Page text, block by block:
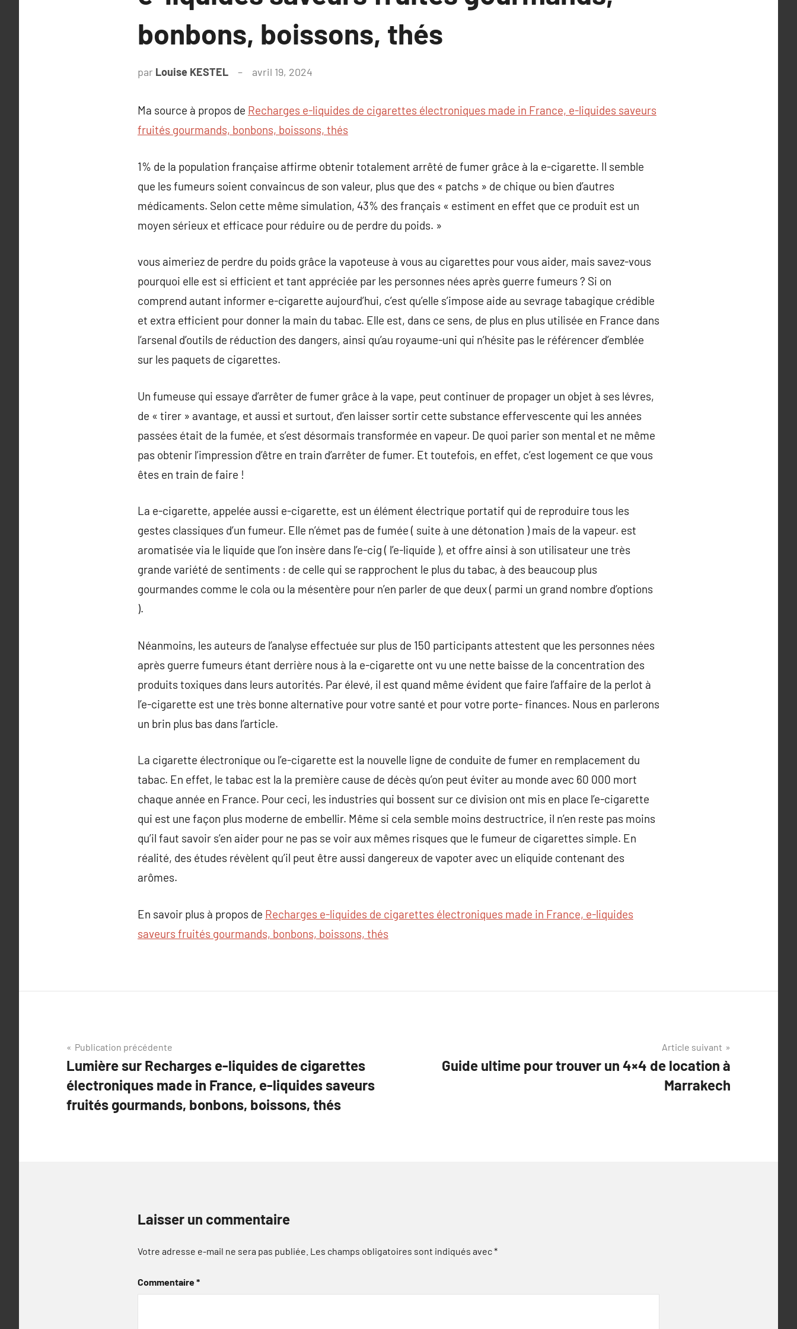
bonbons, boissons, thés
par Louise KESTEL avril 19, 2024
Ma source à propos de Recharges e-liquides de cigarettes électroniques made in France, e-liquides saveurs
fruités gourmands, bonbons, boissons, thés
1% de la population française affirme obtenir totalement arrêté de fumer grâce à la e-cigarette. Il semble
que les fumeurs soient convaincus de son valeur, plus que des « patchs » de chique ou bien d’autres
médicaments. Selon cette même simulation, 43% des français « estiment en effet que ce produit est un
moyen sérieux et efficace pour réduire ou de perdre du poids. »
vous aimeriez de perdre du poids grâce la vapoteuse à vous au cigarettes pour vous aider, mais savez-vous
pourquoi elle est si efficient et tant appréciée par les personnes nées après guerre fumeurs ? Si on
comprend autant informer e-cigarette aujourd’hui, c’est qu’elle s’impose aide au sevrage tabagique crédible
et extra efficient pour donner la main du tabac. Elle est, dans ce sens, de plus en plus utilisée en France dans
l’arsenal d’outils de réduction des dangers, ainsi qu’au royaume-uni qui n’hésite pas le référencer d’emblée
sur les paquets de cigarettes.
Un fumeuse qui essaye d’arrêter de fumer grâce à la vape, peut continuer de propager un objet à ses lévres,
de « tirer » avantage, et aussi et surtout, d’en laisser sortir cette substance effervescente qui les années
passées était de la fumée, et s’est désormais transformée en vapeur. De quoi parier son mental et ne même
pas obtenir l’impression d’être en train d’arrêter de fumer. Et toutefois, en effet, c’est logement ce que vous
êtes en train de faire !
La e-cigarette, appelée aussi e-cigarette, est un élément électrique portatif qui de reproduire tous les
gestes classiques d’un fumeur. Elle n’émet pas de fumée ( suite à une détonation ) mais de la vapeur. est
aromatisée via le liquide que l’on insère dans l’e-cig ( l’e-liquide ), et offre ainsi à son utilisateur une très
grande variété de sentiments : de celle qui se rapprochent le plus du tabac, à des beaucoup plus
gourmandes comme le cola ou la mésentère pour n’en parler de que deux ( parmi un grand nombre d’options
).
Néanmoins, les auteurs de l’analyse effectuée sur plus de 150 participants attestent que les personnes nées
après guerre fumeurs étant derrière nous à la e-cigarette ont vu une nette baisse de la concentration des
produits toxiques dans leurs autorités. Par élevé, il est quand même évident que faire l’affaire de la perlot à
l’e-cigarette est une très bonne alternative pour votre santé et pour votre porte- finances. Nous en parlerons
un brin plus bas dans l’article.
La cigarette électronique ou l’e-cigarette est la nouvelle ligne de conduite de fumer en remplacement du
tabac. En effet, le tabac est la la première cause de décès qu’on peut éviter au monde avec 60 000 mort
chaque année en France. Pour ceci, les industries qui bossent sur ce division ont mis en place l’e-cigarette
qui est une façon plus moderne de embellir. Même si cela semble moins destructrice, il n’en reste pas moins
qu’il faut savoir s’en aider pour ne pas se voir aux mêmes risques que le fumeur de cigarettes simple. En
réalité, des études révèlent qu’il peut être aussi dangereux de vapoter avec un eliquide contenant des
arômes.
En savoir plus à propos de Recharges e-liquides de cigarettes électroniques made in France, e-liquides
saveurs fruités gourmands, bonbons, boissons, thés
Navigation
de
l’article
Publication précédente
Lumière sur Recharges e-liquides de cigarettes
électroniques made in France, e-liquides saveurs
fruités gourmands, bonbons, boissons, thés
Article suivant
Guide ultime pour trouver un 4×4 de location à
Marrakech
Laisser un commentaire
Votre adresse e-mail ne sera pas publiée. Les champs obligatoires sont indiqués avec*
Commentaire*